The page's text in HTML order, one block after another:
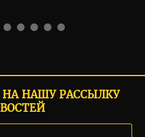
НАШУ РАССЫЛКУ